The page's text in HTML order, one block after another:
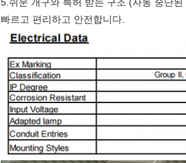
5.쉬운 개구와 특허 받는 구조 (자동 중단된
빠르고 편리하고 안전합니다.